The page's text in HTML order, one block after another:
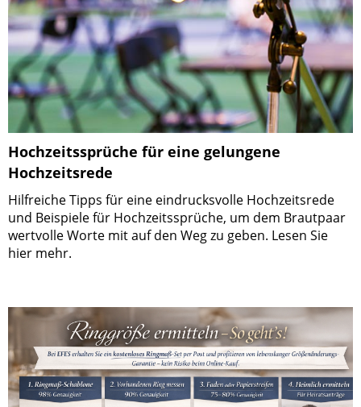
Hochzeitssprüche für eine gelungene
Hochzeitsrede
Hilfreiche Tipps für eine eindrucksvolle Hochzeitsrede
und Beispiele für Hochzeitssprüche, um dem Brautpaar
wertvolle Worte mit auf den Weg zu geben. Lesen Sie
hier mehr.